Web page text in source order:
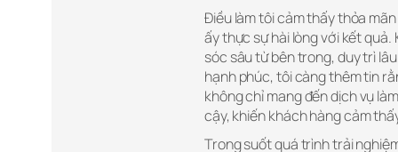
Điều làm tôi cảm thấy thỏa
ấy thực sự hài lòng với kết quả.
sóc sâu từ bên trong, duy trì
hạnh phúc, tôi càng thêm tin
không chỉ mang đến dịch vụ
cậy, khiến khách hàng cảm
Trong suốt quá trình trải